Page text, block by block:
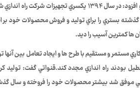
صورت مستقيم اشاره کرد و افزود: در سال ۱۳۹۴
بستري را براي توليد و فروش محصولات خود بر
ها کمترين آسيب را ديد.
مستمر و مستقيم با طرح ها و ايجاد تعامل بين
بودند راه اندازي مجدد کند.قنواتي گفت: توليد
موفق شد بيشتر محصولات خود را فروخته و سال